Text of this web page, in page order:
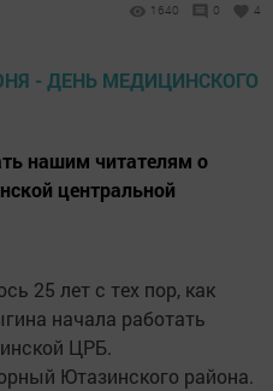
1640 0 4
нашим читателям о
центральной
25 лет с тех пор, как
начала работать
ЦРБ.
Ютазинского района.